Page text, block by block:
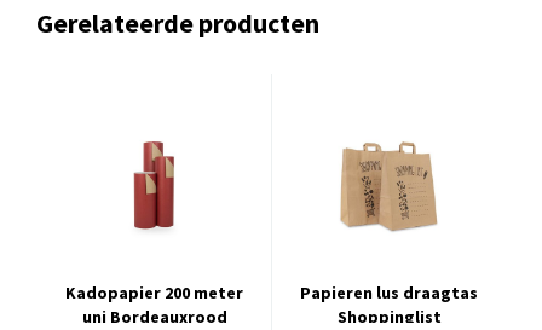
Gerelateerde producten
Kadopapier 200 meter
uni Bordeauxrood
Papieren lus draagtas
Shoppinglist